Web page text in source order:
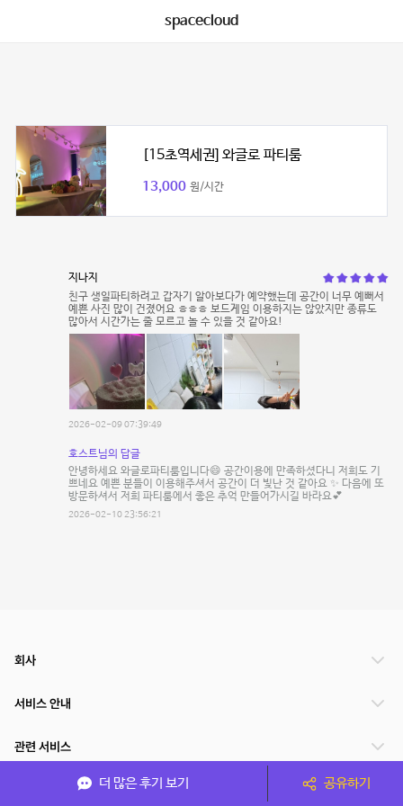
spacecloud
[15초역세권] 와글로 파티룸
13,000 원/시간
지나지
친구 생일파티하려고 갑자기 알아보다가 예약했는데 공간이 너무 예뻐서
예쁜 사진 많이 건졌어요 ㅎㅎㅎ 보드게임 이용하지는 않았지만 종류도
많아서 시간가는 줄 모르고 놀 수 있을 것 같아요!
2026-02-09 07:39:49
호스트님의 답글
안녕하세요 와글로파티룸입니다😄 공간이용에 만족하셨다니 저희도 기
쁘네요 예쁜 분들이 이용해주셔서 공간이 더 빛난 것 같아요 ✨ 다음에 또
방문하셔서 저희 파티룸에서 좋은 추억 만들어가시길 바라요💕
2026-02-10 23:56:21
더 많은 후기 보기 공유하기
회사
서비스 안내
관련 서비스